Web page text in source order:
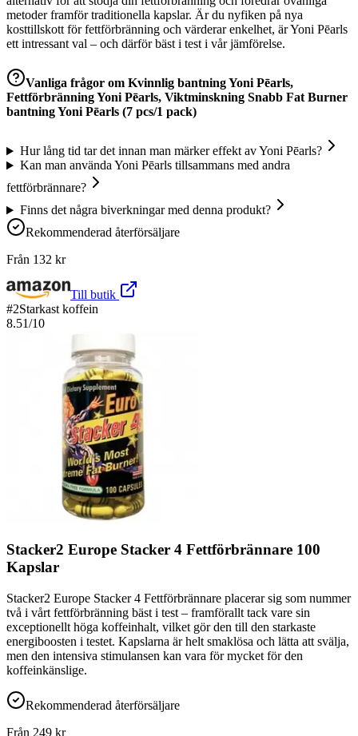
metoder framför traditionella kapslar. Är du nyfiken på nya
kosttillskott för fettförbränning och värderar enkelhet, är Yoni Pēarls
ett intressant val – och därför bäst i test i vår jämförelse.
Vanliga frågor om Kvinnlig bantning Yoni Pēarls,
Fettförbränning Yoni Pēarls, Viktminskning Snabb Fat Burner
bantning Yoni Pēarls (7 pcs/1 pack)
Hur lång tid tar det innan man märker effekt av Yoni Pēarls?
Kan man använda Yoni Pēarls tillsammans med andra
fettförbrännare?
Finns det några biverkningar med denna produkt?
Rekommenderad återförsäljare
Från 132 kr
Till butik
#2Starkast koffein
8.51/10
Stacker2 Europe Stacker 4 Fettförbrännare 100
Kapslar
Stacker2 Europe Stacker 4 Fettförbrännare placerar sig som nummer
två i vårt fettförbränning bäst i test – framförallt tack vare sin
exceptionellt höga koffeinhalt, vilket gör den till den starkaste
energiboosten i testet. Kapslarna är helt smaklösa och lätta att svälja,
men den intensiva stimulansen kan vara för mycket för den
koffeinkänslige.
Rekommenderad återförsäljare
Från 249 kr